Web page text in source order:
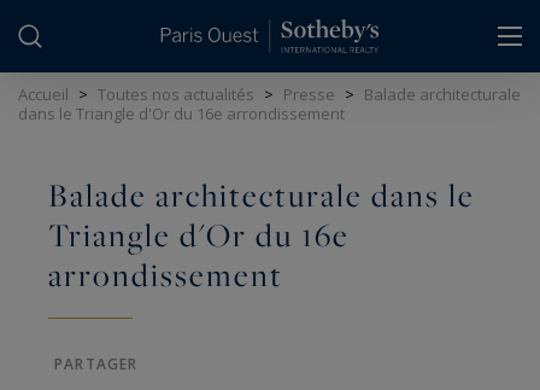
Accueil > Toutes nos actualités > Presse > Balade architecturale
dans le Triangle d'Or du 16e arrondissement
Balade architecturale dans le
Triangle d'Or du 16e
arrondissement
PARTAGER